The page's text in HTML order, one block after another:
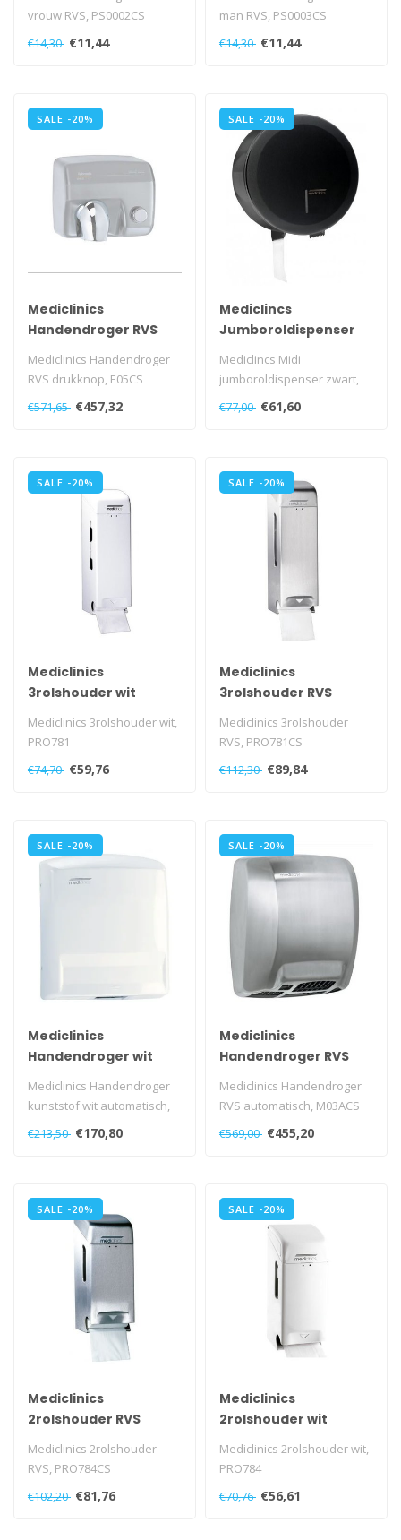
vrouw RVS, PS0002CS
€14,30 €11,44
man RVS, PS0003CS
€14,30 €11,44
SALE -20%
Mediclinics
Handendroger RVS
Mediclinics Handendroger
RVS drukknop, E05CS
€571,65 €457,32
SALE -20%
Mediclincs
Jumboroldispenser
Mediclincs Midi
jumboroldispenser zwart,
PR2787B
€77,00 €61,60
SALE -20%
Mediclinics
3rolshouder wit
Mediclinics 3rolshouder wit,
PRO781
€74,70 €59,76
SALE -20%
Mediclinics
3rolshouder RVS
Mediclinics 3rolshouder
RVS, PRO781CS
€112,30 €89,84
SALE -20%
Mediclinics
Handendroger wit
Mediclinics Handendroger
kunststof wit automatisch,
€213,50 €170,80
SALE -20%
Mediclinics
Handendroger RVS
Mediclinics Handendroger
RVS automatisch, M03ACS
€569,00 €455,20
SALE -20%
Mediclinics
2rolshouder RVS
Mediclinics 2rolshouder
RVS, PRO784CS
€102,20 €81,76
SALE -20%
Mediclinics
2rolshouder wit
Mediclinics 2rolshouder wit,
PRO784
€70,76 €56,61